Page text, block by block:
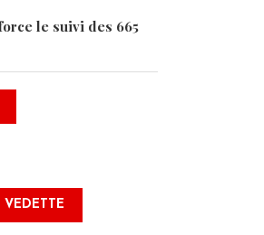
le suivi des 665